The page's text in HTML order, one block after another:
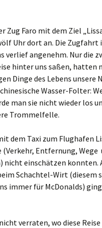
Zug Faro mit dem Ziel
Uhr dort an. Die Zugfahrt
angenehm. Nur die
hinter uns saßen,
Dinge des Lebens unsere
Wasser-Folter:
man sie nicht wieder los
Trommelfelle.
dem Taxi zum Flughafen
Entfernung, Wege
nicht einschätzen konnten.
Schachtel-Wirt (diesem
immer für McDonalds)
verraten, wo diese